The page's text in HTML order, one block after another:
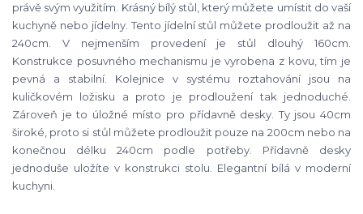
právě svým využitím. Krásný bílý stůl, který můžete umístit do vaší
kuchyně nebo jídelny. Tento jídelní stůl můžete prodloužit až na
240cm. V nejmenším provedení je stůl dlouhý 160cm.
Konstrukce posuvného mechanismu je vyrobena z kovu, tím je
pevná a stabilní. Kolejnice v systému roztahování jsou na
kuličkovém ložisku a proto je prodloužení tak jednoduché.
Zároveň je to úložné místo pro přídavně desky. Ty jsou 40cm
široké, proto si stůl můžete prodloužit pouze na 200cm nebo na
konečnou délku 240cm podle potřeby. Přídavně desky
jednoduše uložíte v konstrukci stolu. Elegantní bílá v moderní
kuchyni.